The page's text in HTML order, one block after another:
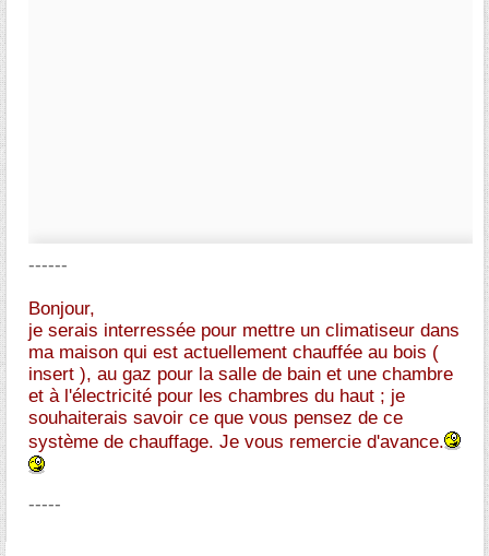
------
Bonjour,
je serais interressée pour mettre un climatiseur dans
ma maison qui est actuellement chauffée au bois (
insert ), au gaz pour la salle de bain et une chambre
et à l'électricité pour les chambres du haut ; je
souhaiterais savoir ce que vous pensez de ce
système de chauffage. Je vous remercie d'avance.
-----